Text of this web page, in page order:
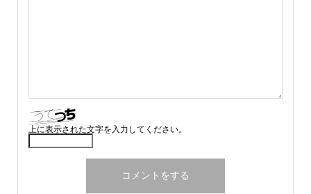
上に表示された文字を入力してください。